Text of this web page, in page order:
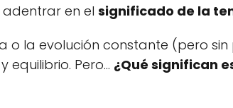
adentrar en el significado de la
o la evolución constante (pero sin
Pero... ¿Qué significan